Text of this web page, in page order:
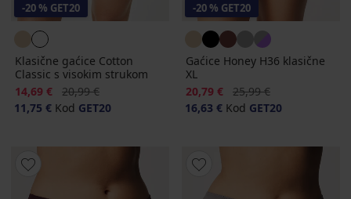
-20 % GET20
Klasične gaćice Cotton
Classic s visokim strukom
Popust
14,69 € Prvobitna cijena
20,99 €
11,75 € Kod GET20
-20 % GET20
Gaćice Honey H36 klasične
XL
Popust
20,79 € Prvobitna cijena
25,99 €
16,63 € Kod GET20